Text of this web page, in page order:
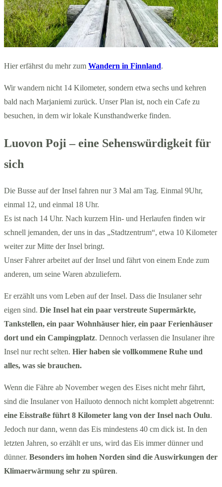
Hier erfährst du mehr zum Wandern in Finnland.
Wir wandern nicht 14 Kilometer, sondern etwa sechs und kehren
bald nach Marjaniemi zurück. Unser Plan ist, noch ein Cafe zu
besuchen, in dem wir lokale Kunsthandwerke finden.
Luovon Poji – eine Sehenswürdigkeit für
sich
Die Busse auf der Insel fahren nur 3 Mal am Tag. Einmal 9Uhr,
einmal 12, und einmal 18 Uhr.
Es ist nach 14 Uhr. Nach kurzem Hin- und Herlaufen finden wir
schnell jemanden, der uns in das „Stadtzentrum“, etwa 10 Kilometer
weiter zur Mitte der Insel bringt.
Unser Fahrer arbeitet auf der Insel und fährt von einem Ende zum
anderen, um seine Waren abzuliefern.
Er erzählt uns vom Leben auf der Insel. Dass die Insulaner sehr
eigen sind. Die Insel hat ein paar verstreute Supermärkte,
Tankstellen, ein paar Wohnhäuser hier, ein paar Ferienhäuser
dort und ein Campingplatz. Dennoch verlassen die Insulaner ihre
Insel nur recht selten. Hier haben sie vollkommene Ruhe und
alles, was sie brauchen.
Wenn die Fähre ab November wegen des Eises nicht mehr fährt,
sind die Insulaner von Hailuoto dennoch nicht komplett abgetrennt:
eine Eisstraße führt 8 Kilometer lang von der Insel nach Oulu.
Jedoch nur dann, wenn das Eis mindestens 40 cm dick ist. In den
letzten Jahren, so erzählt er uns, wird das Eis immer dünner und
dünner. Besonders im hohen Norden sind die Auswirkungen der
Klimaerwärmung sehr zu spüren.